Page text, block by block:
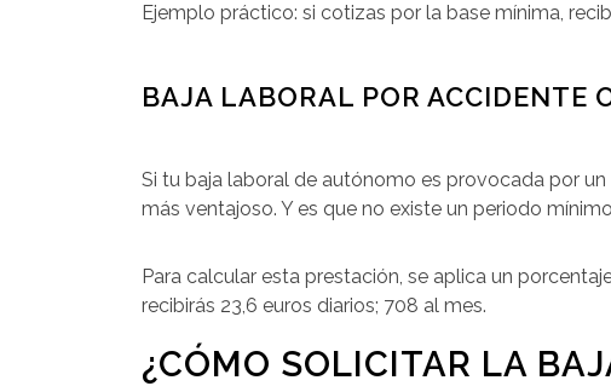
Ejemplo práctico: si cotizas por la base mínima,
BAJA LABORAL POR ACCIDENTE
Si tu baja laboral de autónomo es provocada por
más ventajoso. Y es que no existe un periodo
Para calcular esta prestación, se aplica un
recibirás 23,6 euros diarios; 708 al mes.
¿CÓMO SOLICITAR LA